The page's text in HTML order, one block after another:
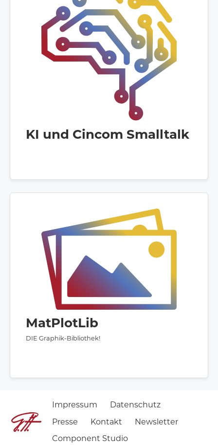
KI und Cincom Smalltalk
MatPlotLib
DIE Graphik-Bibliothek!
Impressum
Datenschutz
Presse
Kontakt
Newsletter
Component Studio